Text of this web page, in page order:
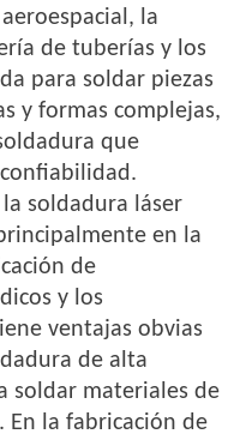
la
de tuberías y los
para soldar piezas
y formas complejas,
que
soldadura láser
en la
de
y los
ventajas obvias
de alta
soldar materiales de
En la fabricación de